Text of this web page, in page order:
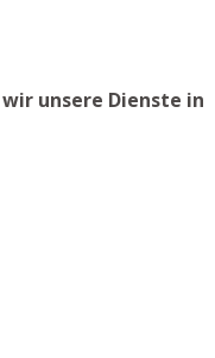
unsere Dienste in